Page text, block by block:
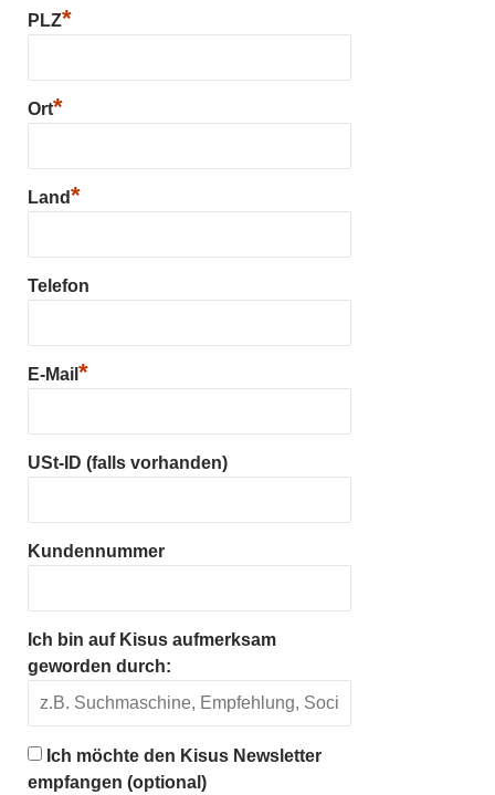
PLZ*
Ort*
Land*
Telefon
E-Mail *
USt-ID (falls vorhanden)
Kundennummer
Ich bin auf Kisus aufmerksam
geworden durch:
Ich möchte den Kisus Newsletter
empfangen (optional)